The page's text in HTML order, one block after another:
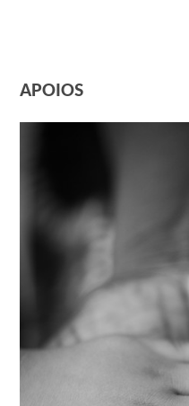
APOIOS